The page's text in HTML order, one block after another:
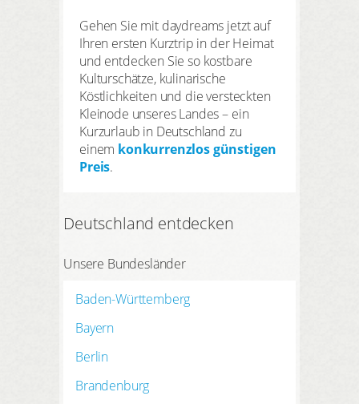
Gehen Sie mit daydreams jetzt auf
Ihren ersten Kurztrip in der Heimat
und entdecken Sie so kostbare
Kulturschätze, kulinarische
Köstlichkeiten und die versteckten
Kleinode unseres Landes – ein
Kurzurlaub in Deutschland zu
einem konkurrenzlos günstigen
Preis.
Deutschland entdecken
Unsere Bundesländer
Baden-Württemberg
Bayern
Berlin
Brandenburg